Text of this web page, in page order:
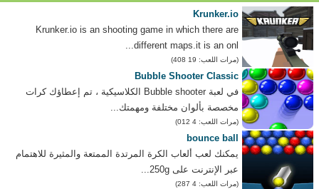
Krunker.io
Krunker.io is an shooting game in which there are
different maps.it is an onl...
(مرات اللعب: 19 408)
Bubble Shooter Classic
في لعبة Bubble shooter الكلاسيكية ، تم إعطاؤك كرات
مخصصة بألوان مختلفة ومهمتك...
(مرات اللعب: 4 012)
bounce ball
يمكنك لعب ألعاب الكرة المرتدة الممتعة والمثيرة للاهتمام
عبر الإنترنت على 250g...
(مرات اللعب: 4 287)